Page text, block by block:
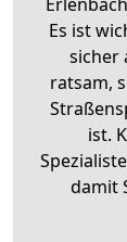
Es ist
sicher
ratsam,
ist.
damit